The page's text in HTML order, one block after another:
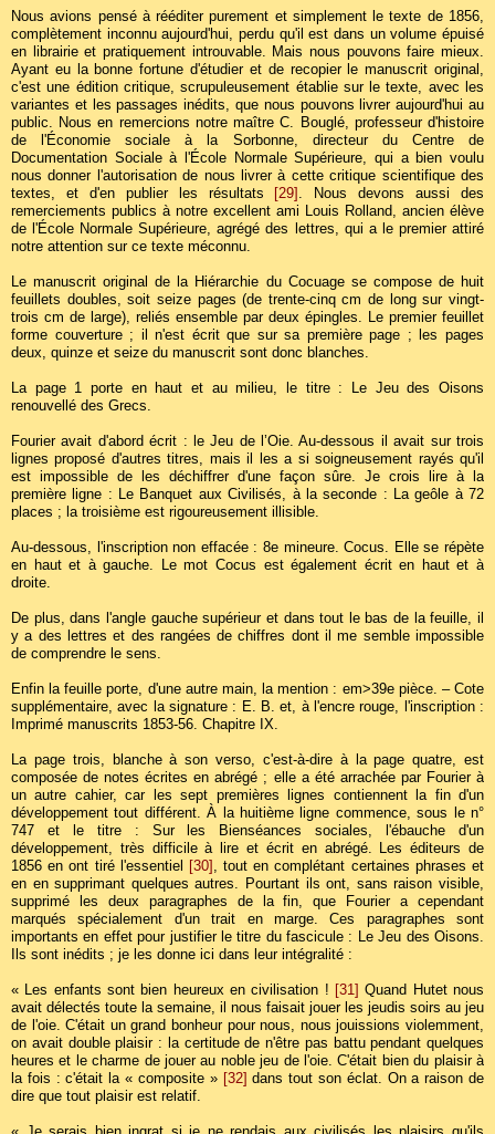
Nous avions pensé à rééditer purement et simplement le texte de 1856,
complètement inconnu aujourd'hui, perdu qu'il est dans un volume épuisé
en librairie et pratiquement introuvable. Mais nous pouvons faire mieux.
Ayant eu la bonne fortune d'étudier et de recopier le manuscrit original,
c'est une édition critique, scrupuleusement établie sur le texte, avec les
variantes et les passages inédits, que nous pouvons livrer aujourd'hui au
public. Nous en remercions notre maître C. Bouglé, professeur d'histoire
de l'Économie sociale à la Sorbonne, directeur du Centre de
Documentation Sociale à l'École Normale Supérieure, qui a bien voulu
nous donner l'autorisation de nous livrer à cette critique scientifique des
textes, et d'en publier les résultats
[29] . Nous devons aussi des
remerciements publics à notre excellent ami Louis Rolland, ancien élève
de l'École Normale Supérieure, agrégé des lettres, qui a le premier attiré
notre attention sur ce texte méconnu.
Le manuscrit original de la Hiérarchie du Cocuage se compose de huit
feuillets doubles, soit seize pages (de trente-cinq cm de long sur vingt-
trois cm de large), reliés ensemble par deux épingles. Le premier feuillet
forme couverture ; il n'est écrit que sur sa première page ; les pages
deux, quinze et seize du manuscrit sont donc blanches.
La page 1 porte en haut et au milieu, le titre : Le Jeu des Oisons
renouvellé des Grecs.
Fourier avait d'abord écrit : le Jeu de l’Oie. Au-dessous il avait sur trois
lignes proposé d'autres titres, mais il les a si soigneusement rayés qu'il
est impossible de les déchiffrer d'une façon sûre. Je crois lire à la
première ligne : Le Banquet aux Civilisés, à la seconde : La geôle à 72
places ; la troisième est rigoureusement illisible.
Au-dessous, l'inscription non effacée : 8e mineure. Cocus. Elle se répète
en haut et à gauche. Le mot Cocus est également écrit en haut et à
droite.
De plus, dans l'angle gauche supérieur et dans tout le bas de la feuille, il
y a des lettres et des rangées de chiffres dont il me semble impossible
de comprendre le sens.
Enfin la feuille porte, d'une autre main, la mention : em>39e pièce. – Cote
supplémentaire, avec la signature : E. B. et, à l'encre rouge, l'inscription :
Imprimé manuscrits 1853-56. Chapitre IX.
La page trois, blanche à son verso, c'est-à-dire à la page quatre, est
composée de notes écrites en abrégé ; elle a été arrachée par Fourier à
un autre cahier, car les sept premières lignes contiennent la fin d'un
développement tout différent. À la huitième ligne commence, sous le n°
747 et le titre : Sur les Bienséances sociales, l'ébauche d'un
développement, très difficile à lire et écrit en abrégé. Les éditeurs de
1856 en ont tiré l'essentiel
[30] , tout en complétant certaines phrases et
en en supprimant quelques autres. Pourtant ils ont, sans raison visible,
supprimé les deux paragraphes de la fin, que Fourier a cependant
marqués spécialement d'un trait en marge. Ces paragraphes sont
importants en effet pour justifier le titre du fascicule : Le Jeu des Oisons.
Ils sont inédits ; je les donne ici dans leur intégralité :
« Les enfants sont bien heureux en civilisation ! [31] Quand Hutet nous
avait délectés toute la semaine, il nous faisait jouer les jeudis soirs au jeu
de l'oie. C'était un grand bonheur pour nous, nous jouissions violemment,
on avait double plaisir : la certitude de n'être pas battu pendant quelques
heures et le charme de jouer au noble jeu de l'oie. C'était bien du plaisir à
la fois : c'était la « composite » [32] dans tout son éclat. On a raison de
dire que tout plaisir est relatif.